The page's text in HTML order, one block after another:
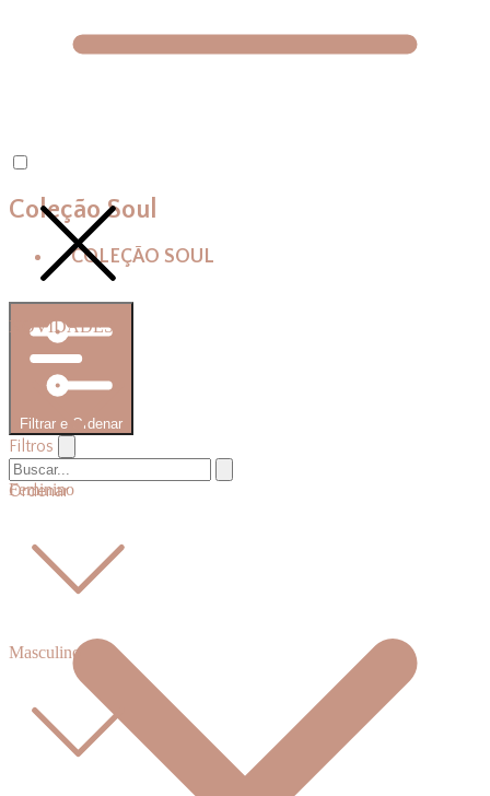
NOVIDADES
Feminino
Masculino
Coleção Soul
COLEÇÃO SOUL
Filtrar e Ordenar
Filtros
Ordenar